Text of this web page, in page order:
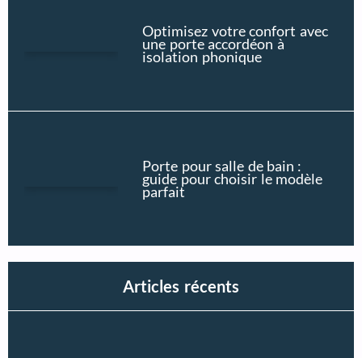
Optimisez votre confort avec
une porte accordéon à
isolation phonique
Porte pour salle de bain :
guide pour choisir le modèle
parfait
Articles récents